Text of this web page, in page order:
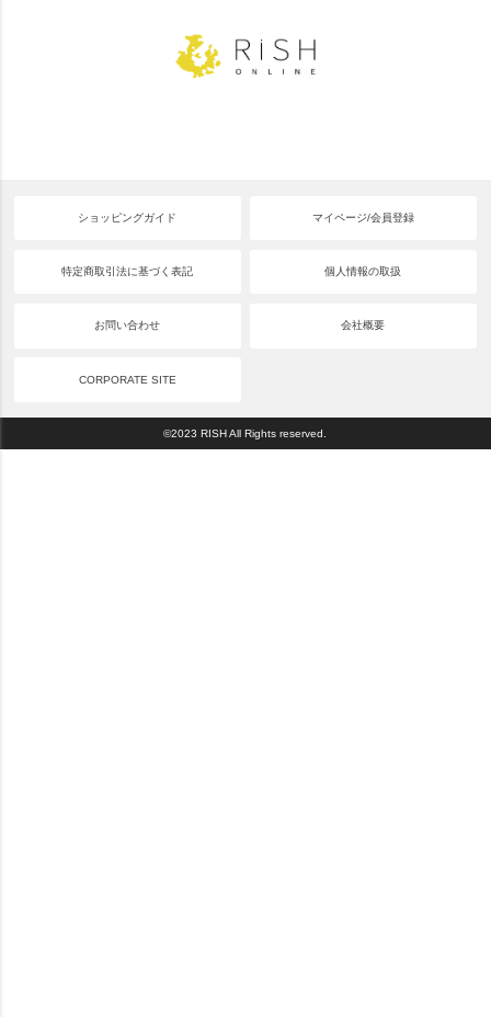
ショッピングガイド マイページ/会員登録
特定商取引法に基づく表記 個人情報の取扱
お問い合わせ 会社概要
CORPORATE SITE
©2023 RISH All Rights reserved.